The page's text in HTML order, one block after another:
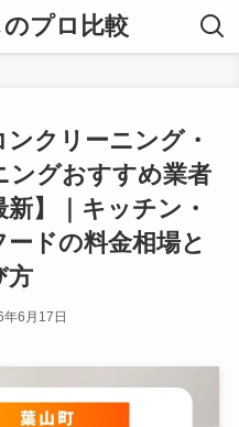
プロ比較
クリーニング・
ングおすすめ業者
新】｜キッチン・
ドの料金相場と
方
年6月17日